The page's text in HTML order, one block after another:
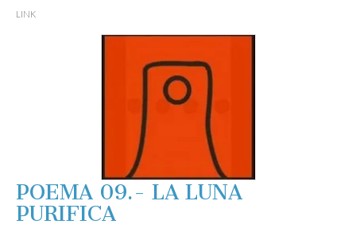
Onda
encantada
LINK
POEMA 09.- LA LUNA
PURIFICA